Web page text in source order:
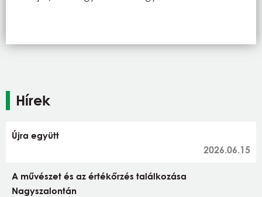
Hírek
Újra együtt
2026.06.15
A művészet és az értékőrzés találkozása
Nagyszalontán